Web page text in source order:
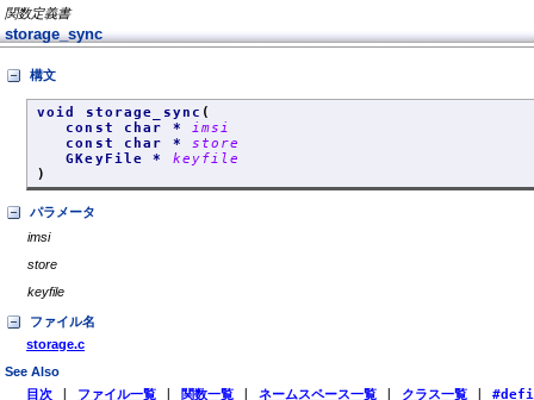
関数定義書
storage_sync
構文
void storage_sync (
const char * imsi
const char * store
GKeyFile * keyfile
)
パラメータ
imsi
store
keyfile
ファイル名
storage.c
See Also
目次 ファイル一覧 関数一覧 ネームスペース一覧 クラス一覧